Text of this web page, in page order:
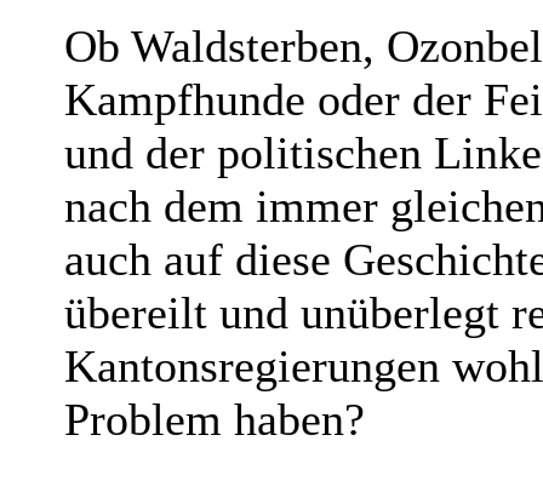
Ob Waldsterben,
Kampfhunde oder der
und der politischen
nach dem immer
auch auf diese
übereilt und unüberlegt
Kantonsregierungen
Problem haben?